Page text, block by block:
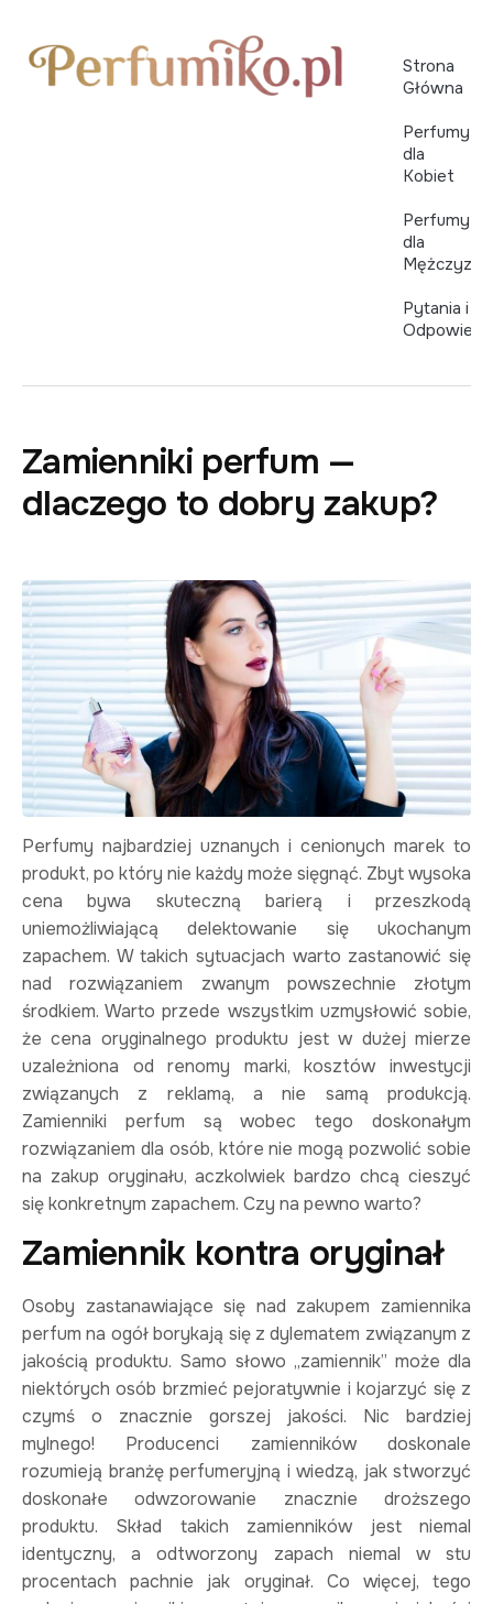
Strona
Główna
Perfumy
dla
Kobiet
Perfumy
dla
Mężczyzn
Pytania i
Zamienniki perfum —
dlaczego to dobry zakup?
Perfumy najbardziej uznanych i cenionych marek to
produkt, po który nie każdy może sięgnąć. Zbyt wysoka
cena bywa skuteczną barierą i przeszkodą
uniemożliwiającą delektowanie się ukochanym
zapachem. W takich sytuacjach warto zastanowić się
nad rozwiązaniem zwanym powszechnie złotym
środkiem. Warto przede wszystkim uzmysłowić sobie,
że cena oryginalnego produktu jest w dużej mierze
uzależniona od renomy marki, kosztów inwestycji
związanych z reklamą, a nie samą produkcją.
Zamienniki perfum są wobec tego doskonałym
rozwiązaniem dla osób, które nie mogą pozwolić sobie
na zakup oryginału, aczkolwiek bardzo chcą cieszyć
się konkretnym zapachem. Czy na pewno warto?
Zamiennik kontra oryginał
Osoby zastanawiające się nad zakupem zamiennika
perfum na ogół borykają się z dylematem związanym z
jakością produktu. Samo słowo „zamiennik” może dla
niektórych osób brzmieć pejoratywnie i kojarzyć się z
czymś o znacznie gorszej jakości. Nic bardziej
mylnego! Producenci zamienników doskonale
rozumieją branżę perfumeryjną i wiedzą, jak stworzyć
doskonałe odwzorowanie znacznie droższego
produktu. Skład takich zamienników jest niemal
identyczny, a odtworzony zapach niemal w stu
procentach pachnie jak oryginał. Co więcej, tego